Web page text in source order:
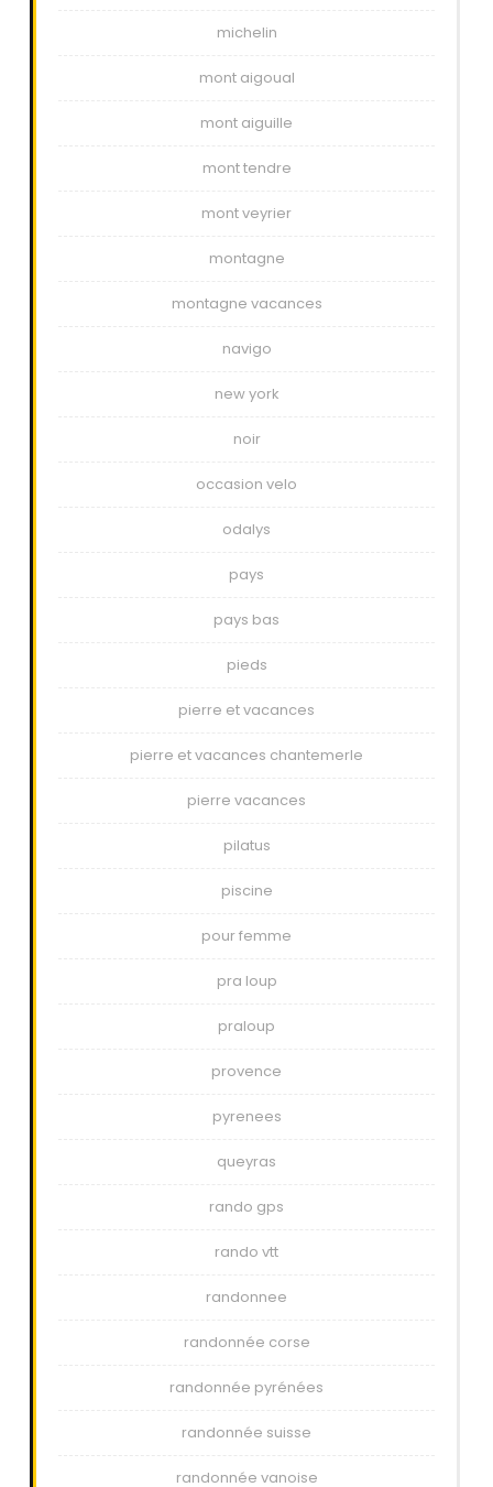
michelin
mont aigoual
mont aiguille
mont tendre
mont veyrier
montagne
montagne vacances
navigo
new york
noir
occasion velo
odalys
pays
pays bas
pieds
pierre et vacances
pierre et vacances chantemerle
pierre vacances
pilatus
piscine
pour femme
pra loup
praloup
provence
pyrenees
queyras
rando gps
rando vtt
randonnee
randonnée corse
randonnée pyrénées
randonnée suisse
randonnée vanoise